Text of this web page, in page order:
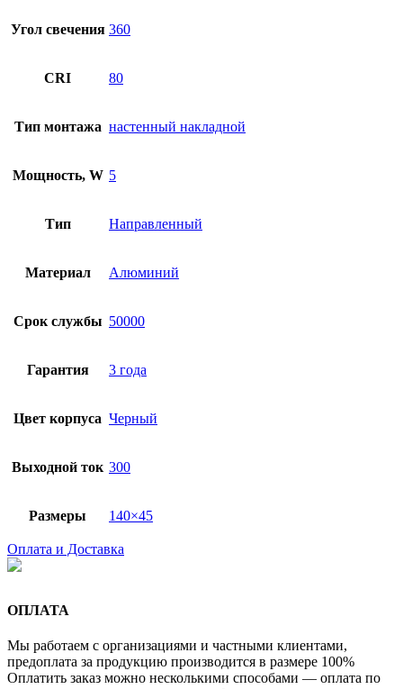
Угол свечения 360
CRI 80
Тип монтажа настенный накладной
Мощность, W 5
Тип Направленный
Материал Алюминий
Срок службы 50000
Гарантия 3 года
Цвет корпуса Черный
Выходной ток 300
Размеры 140×45
Оплата и Доставка
ОПЛАТА
Мы работаем с организациями и частными клиентами,
предоплата за продукцию производится в размере 100%
Оплатить заказ можно несколькими способами — оплата по